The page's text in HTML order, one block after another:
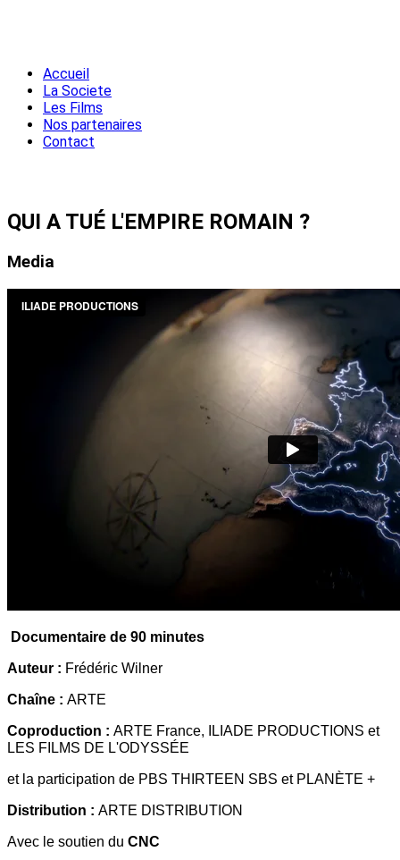
Accueil
La Societe
Les Films
Nos partenaires
Contact
QUI A TUÉ L'EMPIRE ROMAIN ?
Media
Documentaire de 90 minutes
Auteur : Frédéric Wilner
Chaîne : ARTE
Coproduction : ARTE France, ILIADE PRODUCTIONS et
LES FILMS DE L'ODYSSÉE
et la participation de PBS THIRTEEN SBS et PLANÈTE +
Distribution : ARTE DISTRIBUTION
Avec le soutien du CNC